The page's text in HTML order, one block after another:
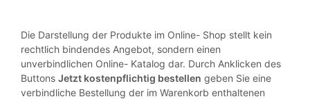
Die Darstellung der Produkte im Online- Shop stellt kein
rechtlich bindendes Angebot, sondern einen
unverbindlichen Online- Katalog dar. Durch Anklicken des
Buttons Jetzt kostenpflichtig bestellen geben Sie eine
verbindliche Bestellung der im Warenkorb enthaltenen